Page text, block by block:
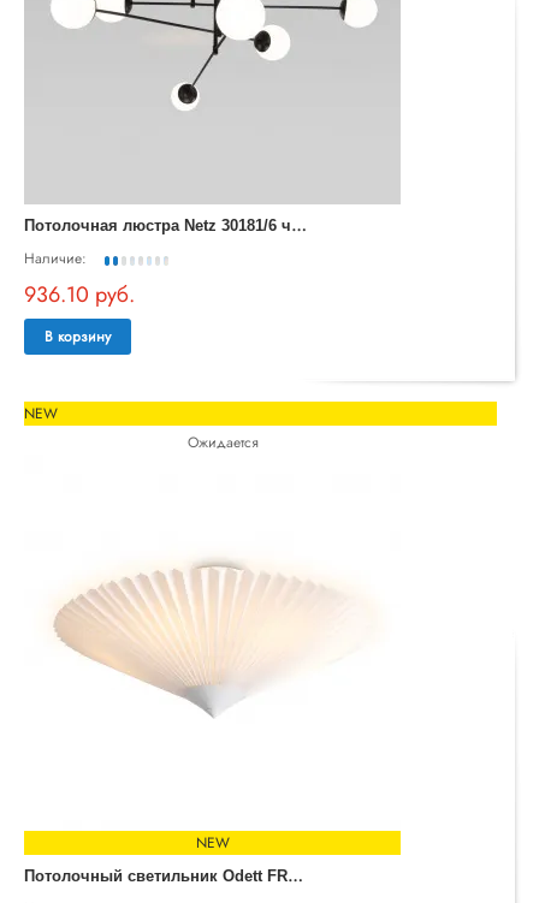
П
отолочная люстра Netz 30181/6 черный
Наличие:
936.10 руб.
В корзину
NEW
Ожидается
NEW
П
отолочный светильник Odett FR5510CL-05W